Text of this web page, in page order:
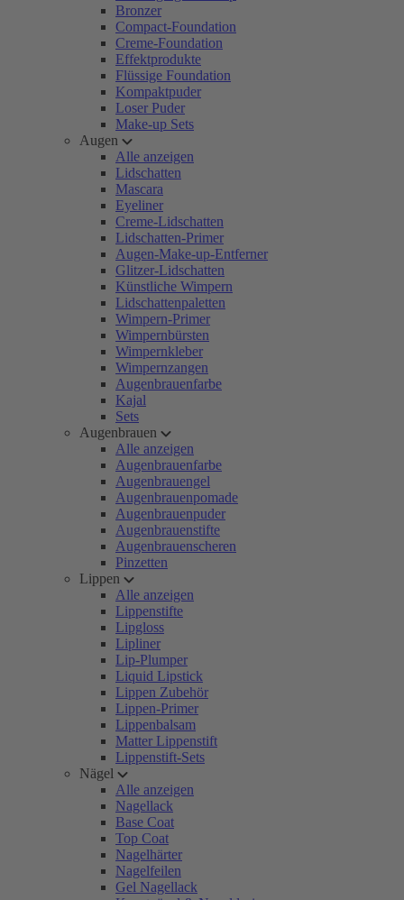
Bronzer
Compact-Foundation
Creme-Foundation
Effektprodukte
Flüssige Foundation
Kompaktpuder
Loser Puder
Make-up Sets
Augen
Alle anzeigen
Lidschatten
Mascara
Eyeliner
Creme-Lidschatten
Lidschatten-Primer
Augen-Make-up-Entferner
Glitzer-Lidschatten
Künstliche Wimpern
Lidschattenpaletten
Wimpern-Primer
Wimpernbürsten
Wimpernkleber
Wimpernzangen
Augenbrauenfarbe
Kajal
Sets
Augenbrauen
Alle anzeigen
Augenbrauenfarbe
Augenbrauengel
Augenbrauenpomade
Augenbrauenpuder
Augenbrauenstifte
Augenbrauenscheren
Pinzetten
Lippen
Alle anzeigen
Lippenstifte
Lipgloss
Lipliner
Lip-Plumper
Liquid Lipstick
Lippen Zubehör
Lippen-Primer
Lippenbalsam
Matter Lippenstift
Lippenstift-Sets
Nägel
Alle anzeigen
Nagellack
Base Coat
Top Coat
Nagelhärter
Nagelfeilen
Gel Nagellack